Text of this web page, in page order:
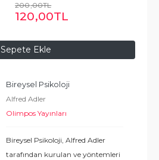
Sepete Ekle
savunan, Avusturyalı psikiyatrist
200,00TL
120,00TL
Bireysel Psikoloji
Alfred Adler
Olimpos Yayınları
Bireysel Psikoloji, Alfred Adler
tarafından kurulan ve yöntemleri